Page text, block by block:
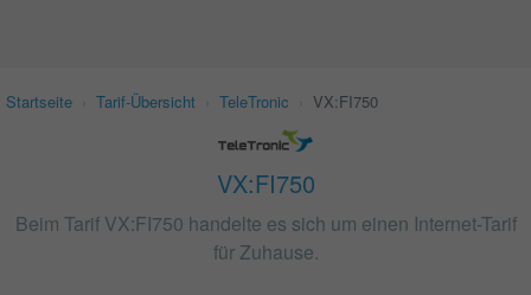
Startseite Tarif-Übersicht TeleTronic VX:FI750
VX:FI750
Beim Tarif VX:FI750 handelte es sich um einen Internet-Tarif
für Zuhause.